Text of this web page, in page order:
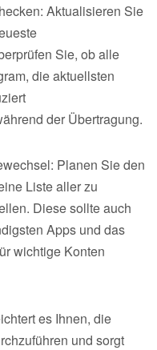
Aktualisieren Sie
Sie, ob alle
die aktuellsten
der Übertragung.
Planen Sie den
Liste aller zu
Diese sollte auch
Apps und das
wichtige Konten
es Ihnen, die
und sorgt